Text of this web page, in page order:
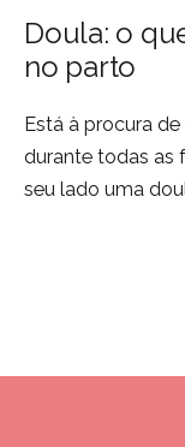
Doula: o
no parto
Está à procura
durante todas as
seu lado uma